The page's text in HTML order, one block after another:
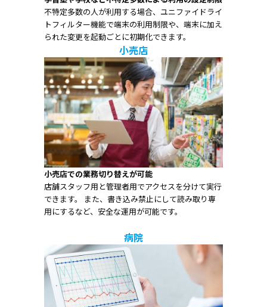
不特定多数の人が利用する場合、ユニファイドライ
トフィルター機能で端末の利用制限や、端末に加え
られた変更を起動ごとに初期化できます。
小売店
小売店での業務切り替えが可能
店舗スタッフ用と管理者用でアクセスを分けて実行
できます。 また、書き込み禁止にして読み取り専
用にするなど、安全な運用が可能です。
病院